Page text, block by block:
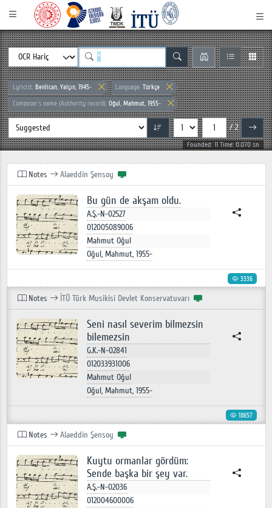
Lyricist: Benlican, Yalçın, 1945- Language: Türkçe
Composer`s name (Authority record): Oğul, Mahmut, 1955-
/ 2
Founded: 11 Time: 0.070 sn
Notes Alaeddin Şensoy
Bu gün de akşam oldu.
A.Ş.-N-02527
012005089006
Mahmut Oğul
Oğul, Mahmut, 1955-
3336
Notes İTÜ Türk Musikisi Devlet Konservatuvarı
Seni nasıl severim bilmezsin
bilemezsin
G.K.-N-02841
012033931006
Mahmut Oğul
Oğul, Mahmut, 1955-
18657
Notes Alaeddin Şensoy
Kuytu ormanlar gördüm:
Sende başka bir şey var.
A.Ş.-N-02036
012004600006